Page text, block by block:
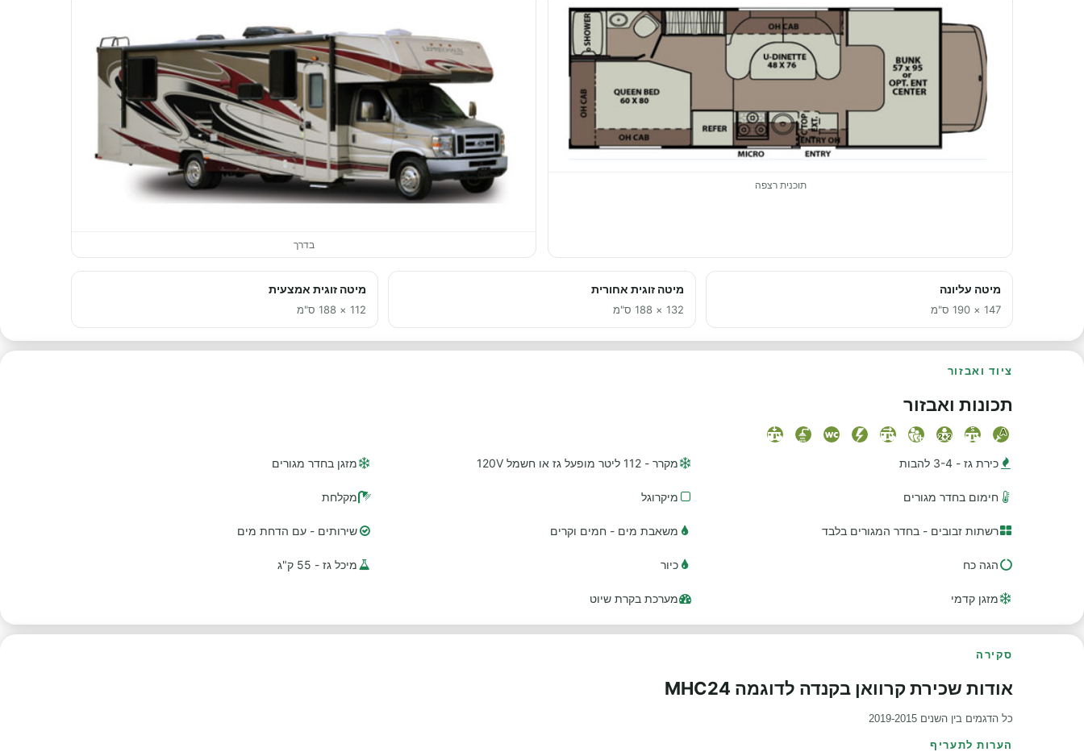
תוכנית רצפה
בדרך
מיטה עליונה
147 × 190 ס"מ
מיטה זוגית אחורית
132 × 188 ס"מ
מיטה זוגית אמצעית
112 × 188 ס"מ
ציוד ואבזור
תכונות ואבזור
כירת גז - 3-4 להבות מקרר - 112 ליטר מופעל גז או חשמל 120V מזגן בחדר מגורים
חימום בחדר מגורים מיקרוגל מקלחת
רשתות זבובים - בחדר המגורים בלבד משאבת מים - חמים וקרים שירותים - עם הדחת מים
הגה כח כיור מיכל גז - 55 ק"ג
מזגן קדמי מערכת בקרת שיוט
סקירה
אודות שכירת קרוואן בקנדה לדוגמה MHC24
כל הדגמים בין השנים 2019-2015
הערות לתעריף